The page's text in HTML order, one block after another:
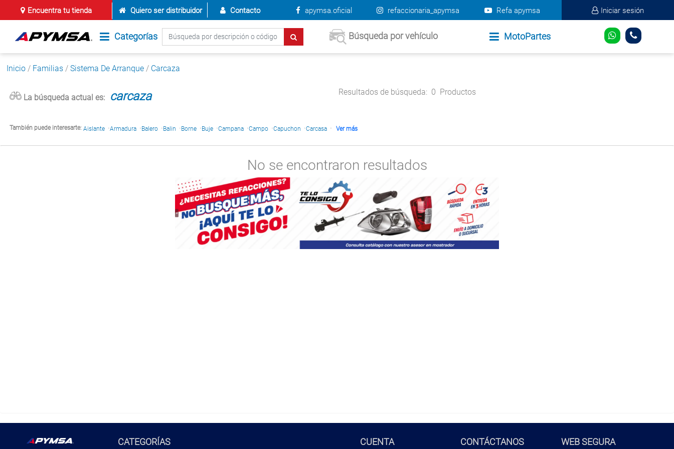
Encuentra tu tienda Quiero ser distribuidor Contacto apymsa.oficial refaccionaria_apymsa Refa apymsa Iniciar sesión
Categorías Búsqueda por vehículo MotoPartes
Inicio / Familias / Sistema De Arranque / Carcaza
La búsqueda actual es: carcaza Resultados de búsqueda: 0 Productos
También puede interesarte: Aislante ·Armadura ·Balero ·Balin ·Borne ·Buje ·Campana ·Campo ·Capuchon ·Carcasa · Ver más
No se encontraron resultados
CATEGORÍAS CUENTA CONTÁCTANOS WEB SEGURA